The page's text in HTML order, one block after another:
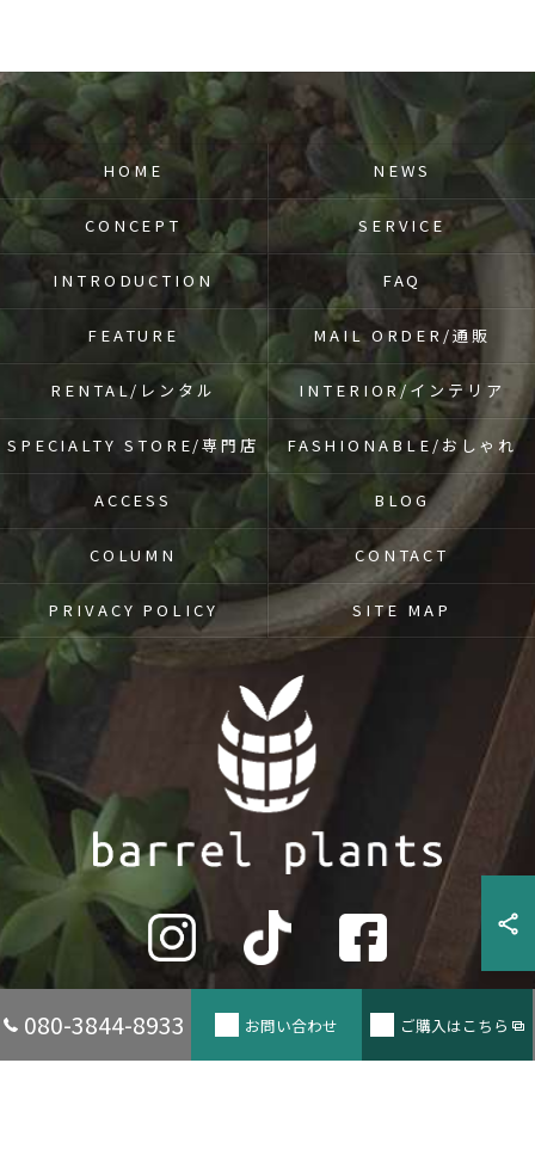
080-3844-8933 お問い合わせ ご購入はこちら
HOME NEWS
CONCEPT SERVICE
INTRODUCTION FAQ
FEATURE MAIL ORDER/通販
RENTAL/レンタル INTERIOR/インテリア
SPECIALTY STORE/専門店 FASHIONABLE/おしゃれ
ACCESS BLOG
COLUMN CONTACT
PRIVACY POLICY SITE MAP
© 2026 兵庫県たつの市の観葉植物ならbarrel plants ALL RIGHTS RESERVED.